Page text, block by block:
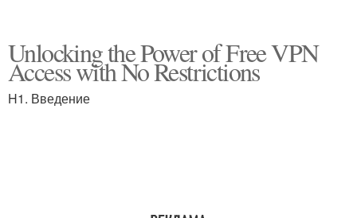
Unlocking the Power of Free VPN
Access with No Restrictions
H1. Введение